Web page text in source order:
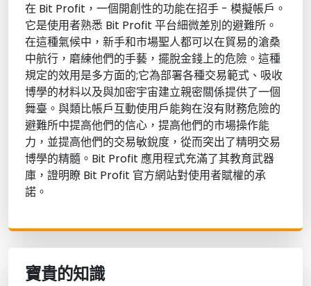
在 Bit Profit，一個開創性的功能在招手 - 模擬帳戶。
它是使用者熟悉 Bit Profit 平台細微差別的避難所。
在這種氣候中，新手和市場聖人都可以在貿易的滄桑
中航行，磨練他們的手藝，擺脫金錢上的危險。這種
規定的效用是多方面的;它為部署各種交易範式、吸收
博學的材料以及與加密宇宙建立親密關係提供了一個
舞臺。與類比帳戶互動使用戶能夠在沒有財務危險的
避難所中提高他們的信心，提高他們的市場操作能
力，並提高他們的交易敏銳度，從而突出了精明交易
博學的精髓。Bit Profit 應用程式充滿了其教育武器
庫，證明瞭 Bit Profit 官方網站對使用者賦權的承
諾。
寶貴的知識